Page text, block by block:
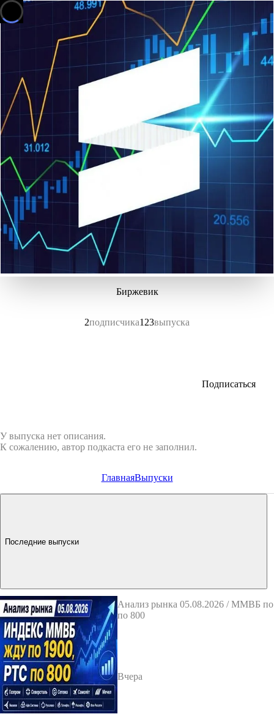
Биржевик
2подписчика123выпуска
Подписаться
У выпуска нет описания.
К сожалению, автор подкаста его не заполнил.
ГлавнаяВыпуски
Последние выпуски
Анализ рынка 05.08.2026 / ММВБ
по 800
Вчера